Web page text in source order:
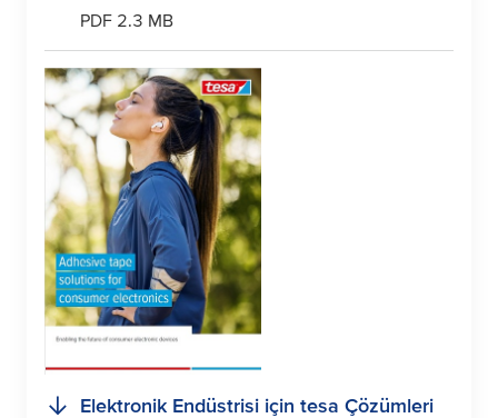
PDF 2.3 MB
Elektronik Endüstrisi için tesa Çözümleri